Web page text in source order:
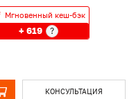
Мгновенный кеш-бэк
+ 619 ?
КОНСУЛЬТАЦИЯ